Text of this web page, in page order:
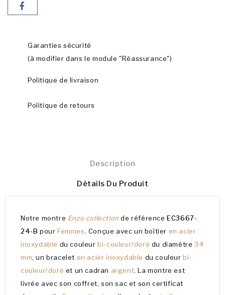
Garanties sécurité
(à modifier dans le module "Réassurance")
Politique de livraison
Politique de retours
Description
Détails Du Produit
Notre montre Enzo collection de référenceEC3667-
24-B pourFemmes, Conçue avec un boîtier en acier
inoxydable du couleurbi-couleur/doré du diamètre34
mm, un bracelet en acier inoxydable du couleurbi-
couleur/doré et un cadran argent. La montre est
livrée avec son coffret, son sac et son certificat